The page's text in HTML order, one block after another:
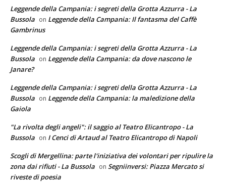
Leggende della Campania: i segreti della Grotta Azzurra - La
Bussola on Leggende della Campania: Il fantasma del Caffè
Gambrinus
Leggende della Campania: i segreti della Grotta Azzurra - La
Bussola on Leggende della Campania: da dove nascono le
Janare?
Leggende della Campania: i segreti della Grotta Azzurra - La
Bussola on Leggende della Campania: la maledizione della
Gaiola
"La rivolta degli angeli": il saggio al Teatro Elicantropo - La
Bussola on I Cenci di Artaud al Teatro Elicantropo di Napoli
Scogli di Mergellina: parte l'iniziativa dei volontari per ripulire la
zona dai rifiuti - La Bussola on Segniinversi: Piazza Mercato si
riveste di poesia